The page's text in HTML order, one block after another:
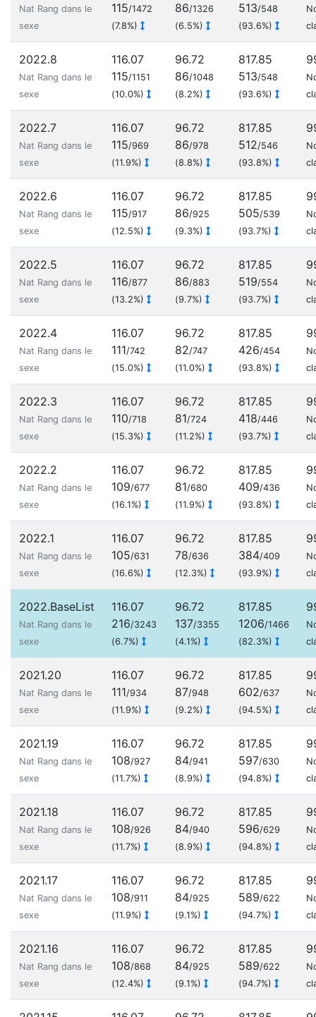
Nat Rang dans le
sexe
115/1472
(7.8%)
86/1326
(6.5%)
513/548
(93.6%)
2022.8
Nat Rang dans le
sexe
116.07
115/1151
(10.0%)
96.72
86/1048
(8.2%)
817.85
513/548
(93.6%)
2022.7
Nat Rang dans le
sexe
116.07
115/969
(11.9%)
96.72
86/978
(8.8%)
817.85
512/546
(93.8%)
2022.6
Nat Rang dans le
sexe
116.07
115/917
(12.5%)
96.72
86/925
(9.3%)
817.85
505/539
(93.7%)
2022.5
Nat Rang dans le
sexe
116.07
116/877
(13.2%)
96.72
86/883
(9.7%)
817.85
519/554
(93.7%)
2022.4
Nat Rang dans le
sexe
116.07
111/742
(15.0%)
96.72
82/747
(11.0%)
817.85
426/454
(93.8%)
2022.3
Nat Rang dans le
sexe
116.07
110/718
(15.3%)
96.72
81/724
(11.2%)
817.85
418/446
(93.7%)
2022.2
Nat Rang dans le
sexe
116.07
109/677
(16.1%)
96.72
81/680
(11.9%)
817.85
409/436
(93.8%)
2022.1
Nat Rang dans le
sexe
116.07
105/631
(16.6%)
96.72
78/636
(12.3%)
817.85
384/409
(93.9%)
2022.BaseList
Nat Rang dans le
sexe
116.07
216/3243
(6.7%)
96.72
137/3355
(4.1%)
817.85
1206/1466
(82.3%)
2021.20
Nat Rang dans le
sexe
116.07
111/934
(11.9%)
96.72
87/948
(9.2%)
817.85
602/637
(94.5%)
2021.19
Nat Rang dans le
sexe
116.07
108/927
(11.7%)
96.72
84/941
(8.9%)
817.85
597/630
(94.8%)
2021.18
Nat Rang dans le
sexe
116.07
108/926
(11.7%)
96.72
84/940
(8.9%)
817.85
596/629
(94.8%)
2021.17
Nat Rang dans le
sexe
116.07
108/911
(11.9%)
96.72
84/925
(9.1%)
817.85
589/622
(94.7%)
2021.16
Nat Rang dans le
sexe
116.07
108/868
(12.4%)
96.72
84/925
(9.1%)
817.85
589/622
(94.7%)